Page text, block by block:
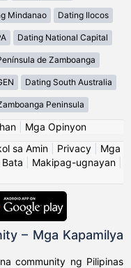
Mindanao Dating Ilocos
Dating National Capital
de Zamboanga
Dating South Australia
Peninsula
| Mga Opinyon
sa Amin Privacy
Mga
Makipag-ugnayan
– Mga Kapamilya
community ng Pilipinas